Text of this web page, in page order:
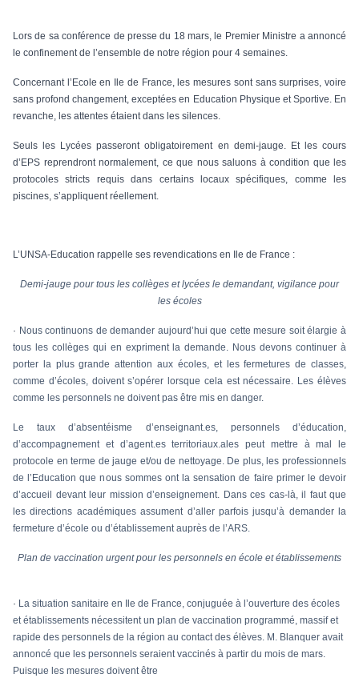
Lors de sa conférence de presse du 18 mars, le Premier Ministre a annoncé
le confinement de l’ensemble de notre région pour 4 semaines.
Concernant l’Ecole en Ile de France, les mesures sont sans surprises, voire
sans profond changement, exceptées en Education Physique et Sportive. En
revanche, les attentes étaient dans les silences.
Seuls les Lycées passeront obligatoirement en demi-jauge. Et les cours
d’EPS reprendront normalement, ce que nous saluons à condition que les
protocoles stricts requis dans certains locaux spécifiques, comme les
piscines, s’appliquent réellement.
L’UNSA-Education rappelle ses revendications en Ile de France :
Demi-jauge pour tous les collèges et lycées le demandant, vigilance pour
les écoles
· Nous continuons de demander aujourd’hui que cette mesure soit élargie à
tous les collèges qui en expriment la demande. Nous devons continuer à
porter laplus grande attention aux écoles, et les fermetures de classes,
comme d’écoles, doivent s’opérer lorsque cela est nécessaire. Les élèves
comme les personnels ne doivent pas être mis en danger.
Le taux d’absentéisme d’enseignant.es, personnels d’éducation,
d’accompagnement et d’agent.es territoriaux.ales peut mettre à mal le
protocole en terme de jauge et/ou de nettoyage. De plus, les professionnels
de l’Education que nous sommes ont la sensation de faire primer le devoir
d’accueil devant leur mission d’enseignement. Dans ces cas-là, il faut que
les directions académiques assument d’aller parfois jusqu’à demander la
fermeture d’école ou d’établissement auprès de l’ARS.
Plan de vaccination urgent pour les personnels en école et établissements
· La situation sanitaire en Ile de France, conjuguée à l’ouverture des écoles
et établissements nécessitent un plan de vaccination programmé, massif et
rapide des personnels de la région au contact des élèves. M. Blanquer avait
annoncé que les personnels seraient vaccinés à partir du mois de mars.
Puisque les mesures doivent être